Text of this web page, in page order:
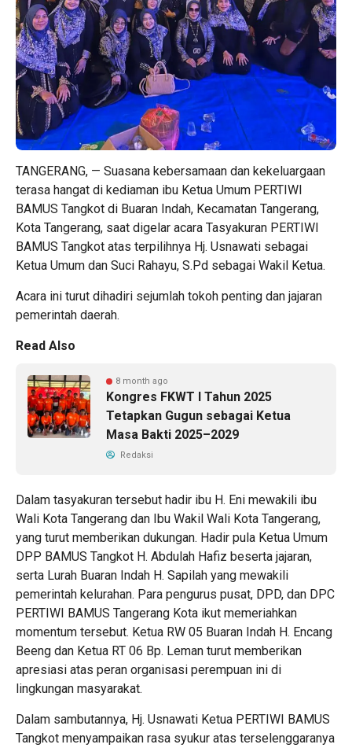
TANGERANG, — Suasana kebersamaan dan kekeluargaan
terasa hangat di kediaman ibu Ketua Umum PERTIWI
BAMUS Tangkot di Buaran Indah, Kecamatan Tangerang,
Kota Tangerang, saat digelar acara Tasyakuran PERTIWI
BAMUS Tangkot atas terpilihnya Hj. Usnawati sebagai
Ketua Umum dan Suci Rahayu, S.Pd sebagai Wakil Ketua.
Acara ini turut dihadiri sejumlah tokoh penting dan jajaran
pemerintah daerah.
Read Also
8 month ago
Kongres FKWT I Tahun 2025
Tetapkan Gugun sebagai Ketua
Masa Bakti 2025–2029
Redaksi
Dalam tasyakuran tersebut hadir ibu H. Eni mewakili ibu
Wali Kota Tangerang dan Ibu Wakil Wali Kota Tangerang,
yang turut memberikan dukungan. Hadir pula Ketua Umum
DPP BAMUS Tangkot H. Abdulah Hafiz beserta jajaran,
serta Lurah Buaran Indah H. Sapilah yang mewakili
pemerintah kelurahan. Para pengurus pusat, DPD, dan DPC
PERTIWI BAMUS Tangerang Kota ikut memeriahkan
momentum tersebut. Ketua RW 05 Buaran Indah H. Encang
Beeng dan Ketua RT 06 Bp. Leman turut memberikan
apresiasi atas peran organisasi perempuan ini di
lingkungan masyarakat.
Dalam sambutannya, Hj. Usnawati Ketua PERTIWI BAMUS
Tangkot menyampaikan rasa syukur atas terselenggaranya